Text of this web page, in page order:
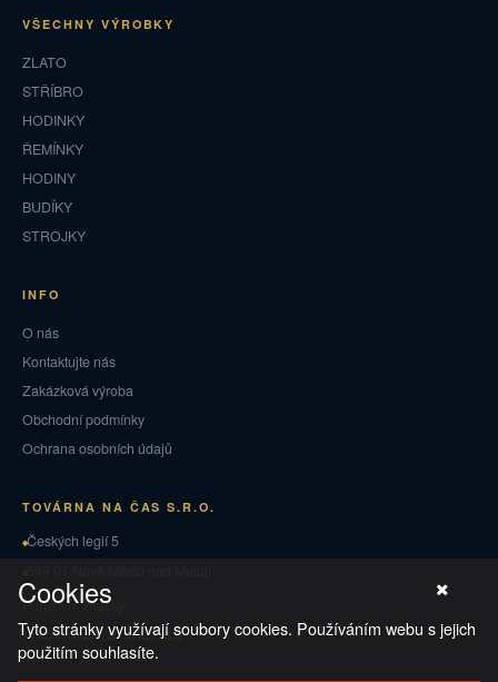
VŠECHNY VÝROBKY
ZLATO
STŘÍBRO
HODINKY
ŘEMÍNKY
HODINY
BUDÍKY
STROJKY
INFO
O nás
Kontaktujte nás
Zakázková výroba
Obchodní podmínky
Ochrana osobních údajů
TOVÁRNA NA ČAS S.R.O.
Českých legií 5
Puncovní značky
Vrácení zboží a reklamace
Cookies
Tyto stránky využívají soubory cookies. Používáním webu s jejich
použitím souhlasíte.